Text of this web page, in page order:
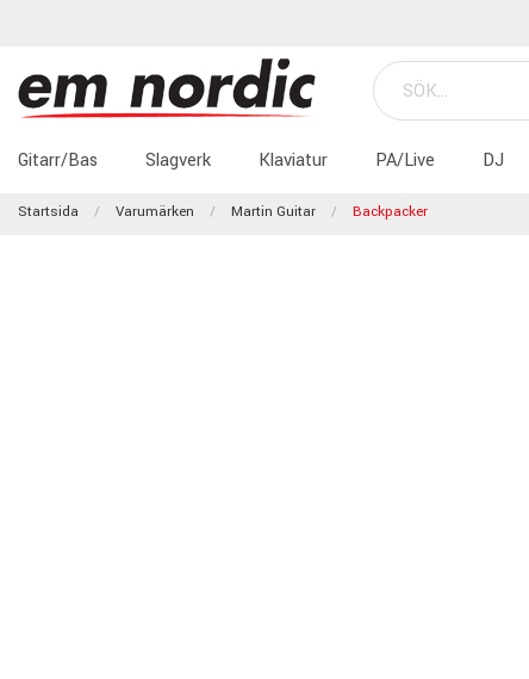
Gitarr/Bas Slagverk Klaviatur PA/Live DJ
Startsida Varumärken Martin Guitar Backpacker